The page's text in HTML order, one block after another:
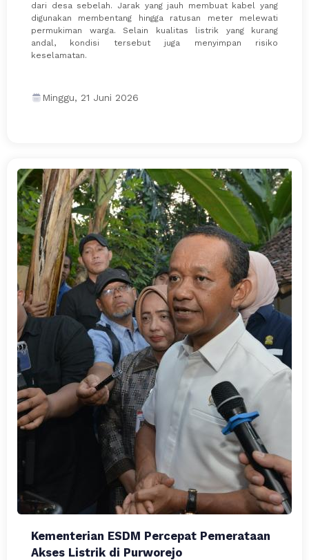
dari desa sebelah. Jarak yang jauh membuat kabel yang
digunakan membentang hingga ratusan meter melewati
permukiman warga. Selain kualitas listrik yang kurang
andal, kondisi tersebut juga menyimpan risiko
keselamatan.
Minggu, 21 Juni 2026
Kementerian ESDM Percepat Pemerataan
Akses Listrik di Purworejo